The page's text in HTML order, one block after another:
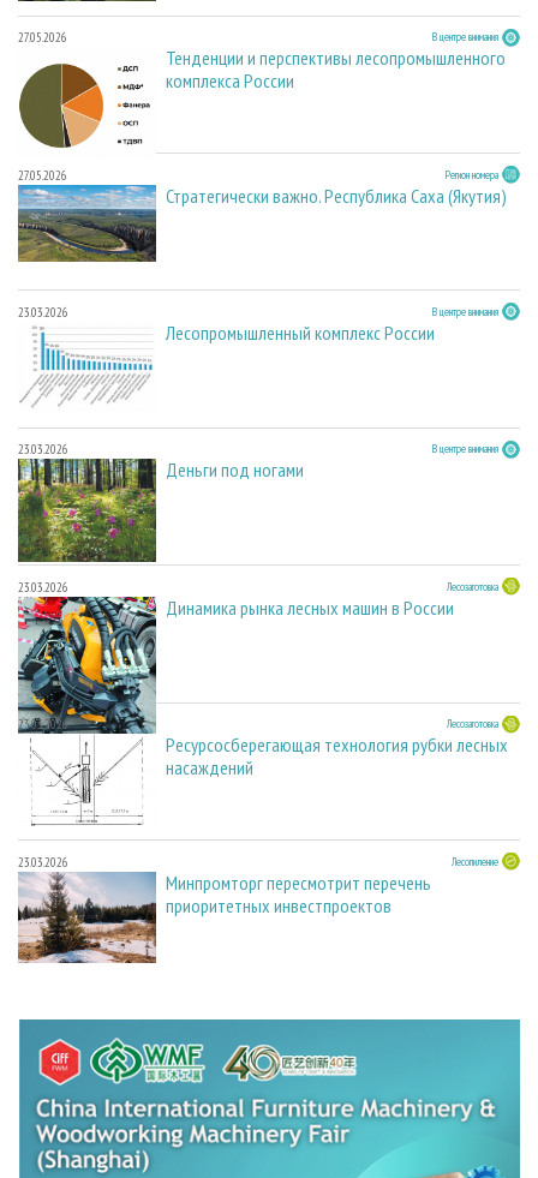
27.05.2026 В центре внимания
Тенденции и перспективы лесопромышленного
комплекса России
27.05.2026 Регион номера
Стратегически важно. Республика Саха (Якутия)
23.03.2026 В центре внимания
Лесопромышленный комплекс России
23.03.2026 В центре внимания
Деньги под ногами
23.03.2026 Лесозаготовка
Динамика рынка лесных машин в России
23.03.2026 Лесозаготовка
Ресурсосберегающая технология рубки лесных
насаждений
23.03.2026 Лесопиление
Минпромторг пересмотрит перечень
приоритетных инвестпроектов